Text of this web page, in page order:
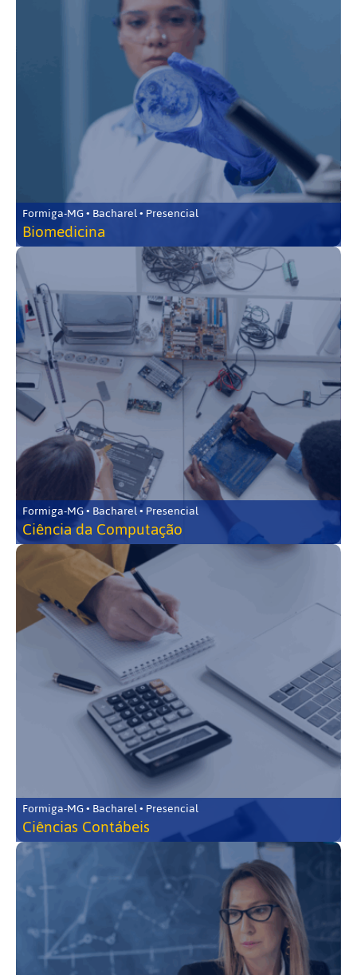
Formiga-MG • Bacharel • Presencial
Biomedicina
Formiga-MG • Bacharel • Presencial
Ciência da Computação
Formiga-MG • Bacharel • Presencial
Ciências Contábeis